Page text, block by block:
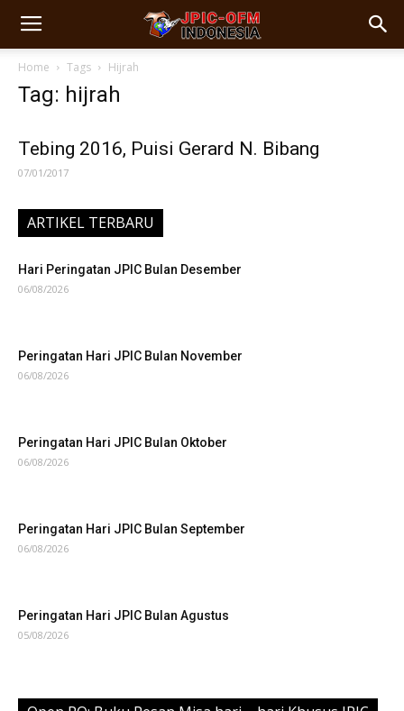
Home Tags Hijrah
Tag: hijrah
Tebing 2016, Puisi Gerard N. Bibang
07/01/2017
ARTIKEL TERBARU
Hari Peringatan JPIC Bulan Desember
06/08/2026
Peringatan Hari JPIC Bulan November
06/08/2026
Peringatan Hari JPIC Bulan Oktober
06/08/2026
Peringatan Hari JPIC Bulan September
06/08/2026
Peringatan Hari JPIC Bulan Agustus
05/08/2026